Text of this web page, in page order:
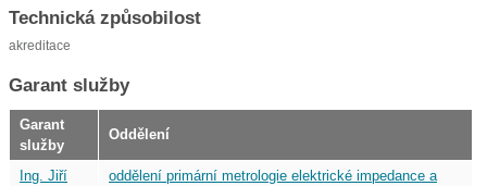
Technická způsobilost
akreditace
Garant služby
Garant
služby
Oddělení
Ing. Jiří
oddělení primární metrologie elektrické impedance a